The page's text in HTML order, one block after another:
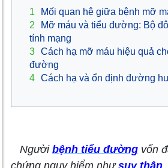
1
Mối quan hệ giữa bệnh mỡ
2
Mỡ máu và tiểu đường: Bộ
tính mạng
3 Cách hạ mỡ máu hiệu quả
đường
4 Cách hạ và ổn định đường
Người bệnh tiểu đường vốn
chứng nguy hiểm nhưsuy thận